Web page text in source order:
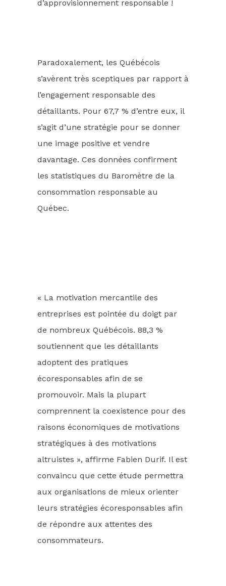
d’approvisionnement responsable !
Paradoxalement, les Québécois
s’avèrent très sceptiques par rapport à
l’engagement responsable des
détaillants. Pour 67,7 % d’entre eux, il
s’agit d’une stratégie pour se donner
une image positive et vendre
davantage. Ces données confirment
les statistiques du Baromètre de la
consommation responsable au
Québec.
« La motivation mercantile des
entreprises est pointée du doigt par
de nombreux Québécois. 88,3 %
soutiennent que les détaillants
adoptent des pratiques
écoresponsables afin de se
promouvoir. Mais la plupart
comprennent la coexistence pour des
raisons économiques de motivations
stratégiques à des motivations
altruistes », affirme Fabien Durif. Il est
convaincu que cette étude permettra
aux organisations de mieux orienter
leurs stratégies écoresponsables afin
de répondre aux attentes des
consommateurs.